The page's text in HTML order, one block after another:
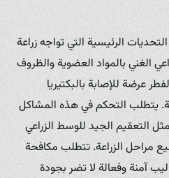
الرئيسية التي تواجه زراعة
الغني بالمواد العضوية والظروف
عرضة للإصابة بالبكتيريا
يتطلب التحكم في هذه المشاكل
التعقيم الجيد للوسط الزراعي
مراحل الزراعة. تتطلب مكافحة
آمنة وفعالة لا تضر بجودة